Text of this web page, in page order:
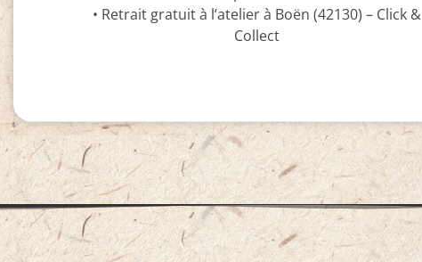
• Retrait gratuit à l’atelier à Boën (42130) – Click &
Collect